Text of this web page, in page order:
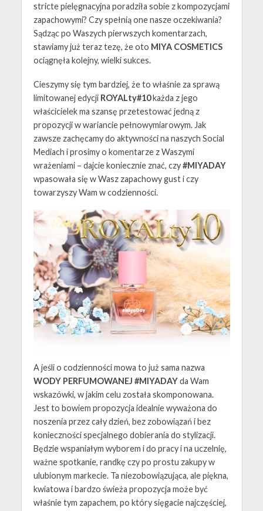
stricte pielęgnacyjna poradziła sobie z kompozycjami
zapachowymi? Czy spełnią one nasze oczekiwania?
Sądząc po Waszych pierwszych komentarzach,
stawiamy już teraz tezę, że oto MIYA COSMETICS
ociągnęła kolejny, wielki sukces.
Cieszymy się tym bardziej, że to właśnie za sprawą
limitowanej edycji ROYALty#10każda z jego
właścicielek ma szansę przetestować jedną z
propozycji w wariancie pełnowymiarowym. Jak
zawsze zachęcamy do aktywności na naszych Social
Mediach i prosimy o komentarze z Waszymi
wrażeniami – dajcie koniecznie znać, czy#MIYADAY
wpasowała się w Wasz zapachowy gust i czy
towarzyszy Wam w codzienności.
A jeśli o codzienności mowa to już sama nazwa
WODY PERFUMOWANEJ #MIYADAYda Wam
wskazówki, w jakim celu została skomponowana.
Jest to bowiem propozycja idealnie wyważona do
noszenia przez cały dzień, bez zobowiązań i bez
konieczności specjalnego dobierania do stylizacji.
Będzie wspaniałym wyborem i do pracy i na uczelnię,
ważne spotkanie, randkę czy po prostu zakupy w
ulubionym markecie. Ta niezobowiązująca, ale piękna,
kwiatowa i bardzo świeża propozycja może być
właśnie tym zapachem, po który sięgacie najczęściej,